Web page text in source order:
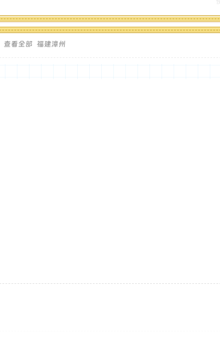
查看全部 福建漳州